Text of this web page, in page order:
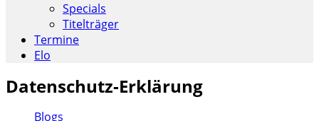
Specials
Titelträger
Termine
Elo
Datenschutz-Erklärung
Blogs